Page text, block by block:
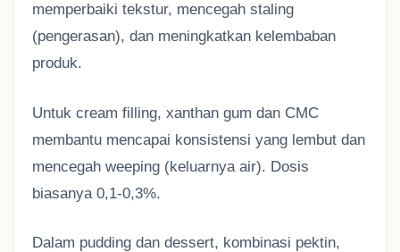
memperbaiki tekstur, mencegah staling
(pengerasan), dan meningkatkan kelembaban
produk.
Untuk cream filling, xanthan gum dan CMC
membantu mencapai konsistensi yang lembut dan
mencegah weeping (keluarnya air). Dosis
biasanya 0,1-0,3%.
Dalam pudding dan dessert, kombinasi pektin,